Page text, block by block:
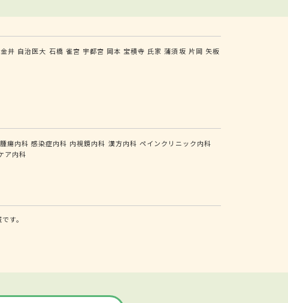
井 自治医大 石橋 雀宮 宇都宮 岡本 宝積寺 氏家 蒲須坂 片岡 矢板
腫瘍内科 感染症内科 内視鏡内科 漢方内科 ペインクリニック内科
ア内科
す。